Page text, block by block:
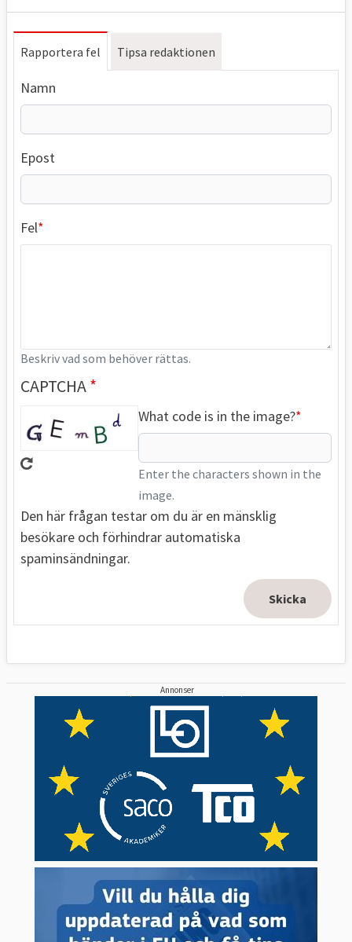
Rapportera fel Tipsa redaktionen
Namn
Epost
Fel
Beskriv vad som behöver rättas.
CAPTCHA
What code is in the image?
Enter the characters shown in the
image.
Den här frågan testar om du är en mänsklig
besökare och förhindrar automatiska
spaminsändningar.
Annonser